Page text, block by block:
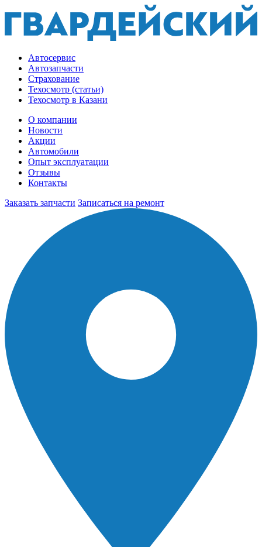
Автосервис
Автозапчасти
Страхование
Техосмотр (статьи)
Техосмотр в Казани
О компании
Новости
Акции
Автомобили
Опыт эксплуатации
Отзывы
Контакты
Заказать запчасти Записаться на ремонт